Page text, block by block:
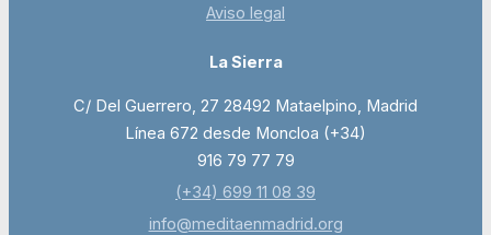
Aviso legal
La Sierra
C/ Del Guerrero, 27 28492 Mataelpino, Madrid
Línea 672 desde Moncloa (+34)
916 79 77 79
(+34) 699 11 08 39
info@meditaenmadrid.org